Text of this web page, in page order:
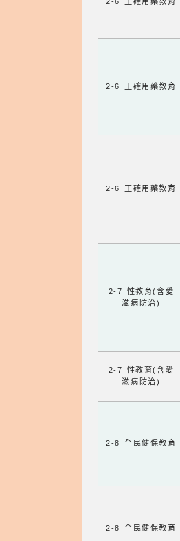
2-6 正確用藥教育
2-6 正確用藥教育
2-7 性教育(含愛
滋病防治)
2-7 性教育(含愛
滋病防治)
2-8 全民健保教育
2-8 全民健保教育